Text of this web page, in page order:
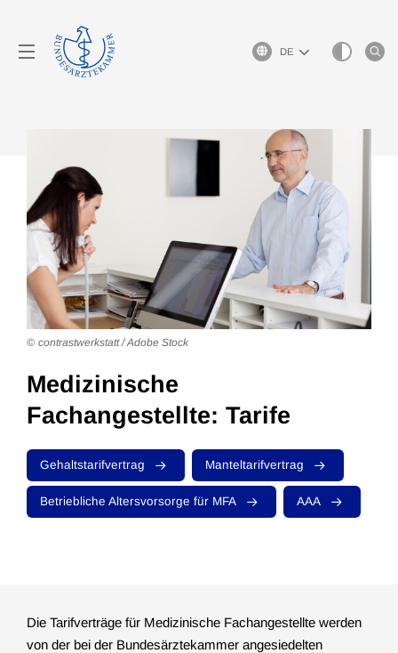
Sprachauswahl
Medizinische
Fachangestellte: Tarife
Gehaltstarifvertrag Manteltarifvertrag
Betriebliche Altersvorsorge für MFA AAA
contrastwerkstatt / Adobe Stock
Die Tarifverträge für Medizinische Fachangestellte werden
von der bei der Bundesärztekammer angesiedelten